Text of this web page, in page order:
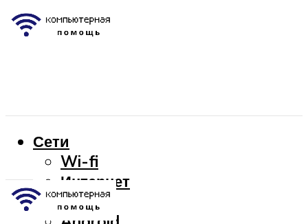
Сети
Wi-fi
Интернет
OC